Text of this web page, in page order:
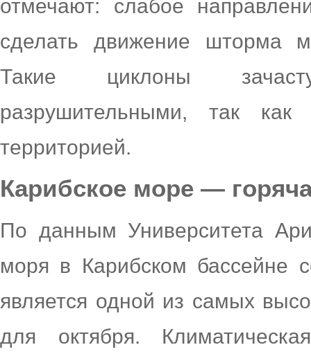
отмечают: слабое
сделать движение шторма
Такие циклоны
разрушительными, так
территорией.
Карибское море —
По данным Университета
моря в Карибском
является одной из самых
для октября.